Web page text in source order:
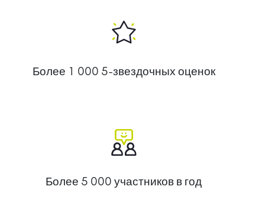
Более 1 000 5-звездочных оценок
Более 5 000 участников в год